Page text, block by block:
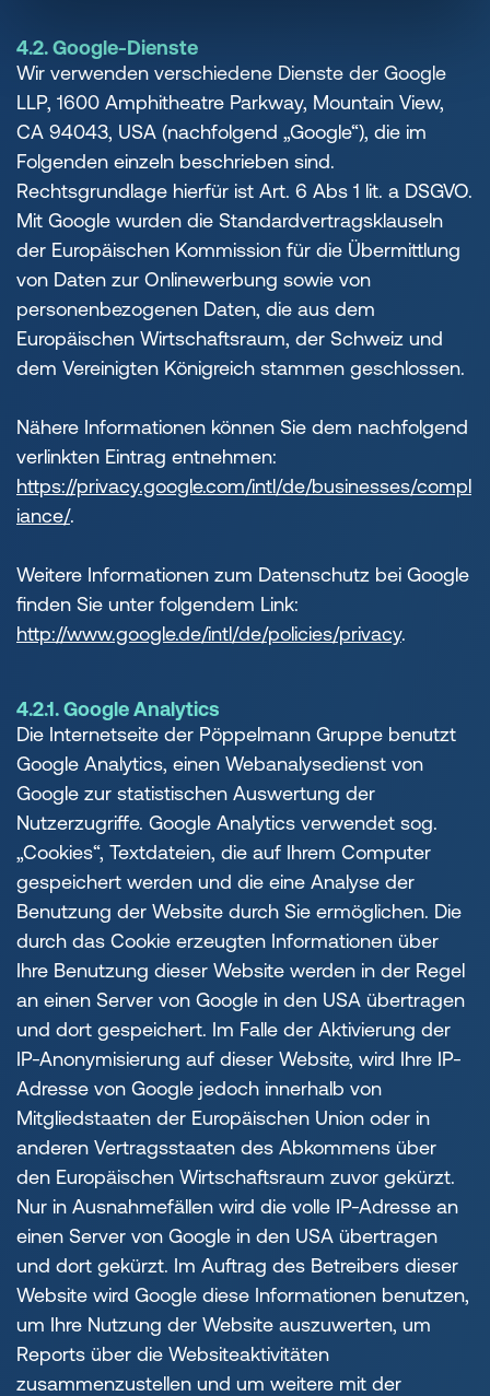
4.2. Google-Dienste
Wir verwenden verschiedene Dienste der Google
LLP, 1600 Amphitheatre Parkway, Mountain View,
CA 94043, USA (nachfolgend „Google“), die im
Folgenden einzeln beschrieben sind.
Rechtsgrundlage hierfür ist Art. 6 Abs 1 lit. a DSGVO.
Mit Google wurden die Standardvertragsklauseln
der Europäischen Kommission für die Übermittlung
von Daten zur Onlinewerbung sowie von
personenbezogenen Daten, die aus dem
Europäischen Wirtschaftsraum, der Schweiz und
dem Vereinigten Königreich stammen geschlossen.
Nähere Informationen können Sie dem nachfolgend
verlinkten Eintrag entnehmen:
https://privacy.google.com/intl/de/businesses/compl
iance/.
Weitere Informationen zum Datenschutz bei Google
finden Sie unter folgendem Link:
http://www.google.de/intl/de/policies/privacy.
4.2.1. Google Analytics
Die Internetseite der Pöppelmann Gruppe benutzt
Google Analytics, einen Webanalysedienst von
Google zur statistischen Auswertung der
Nutzerzugriffe. Google Analytics verwendet sog.
„Cookies“, Textdateien, die auf Ihrem Computer
gespeichert werden und die eine Analyse der
Benutzung der Website durch Sie ermöglichen. Die
durch das Cookie erzeugten Informationen über
Ihre Benutzung dieser Website werden in der Regel
an einen Server von Google in den USA übertragen
und dort gespeichert. Im Falle der Aktivierung der
IP-Anonymisierung auf dieser Website, wird Ihre IP-
Adresse von Google jedoch innerhalb von
Mitgliedstaaten der Europäischen Union oder in
anderen Vertragsstaaten des Abkommens über
den Europäischen Wirtschaftsraum zuvor gekürzt.
Nur in Ausnahmefällen wird die volle IP-Adresse an
einen Server von Google in den USA übertragen
und dort gekürzt. Im Auftrag des Betreibers dieser
Website wird Google diese Informationen benutzen,
um Ihre Nutzung der Website auszuwerten, um
Reports über die Websiteaktivitäten
zusammenzustellen und um weitere mit der